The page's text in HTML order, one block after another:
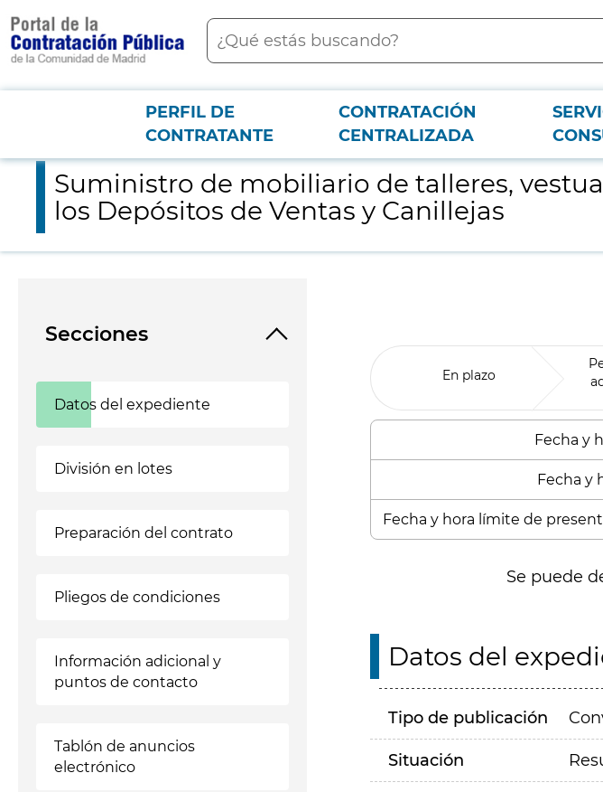
contenido
principal
Buscar
Menú PCON
PERFIL DE
CONTRATANTE
CONTRATACIÓN
CENTRALIZADA
Suministro de mobiliario de talleres, vestuarios y comedores personal de oficio en los Depósitos de
Suministro de mobiliario de talleres,
los Depósitos de Ventas y Canillejas
Secciones
Datos del expediente
División en lotes
Preparación del contrato
Pliegos de condiciones
Información adicional y
puntos de contacto
Tablón de anuncios
electrónico
En plazo
Fecha y
Fecha y
Fecha y hora límite de
Se puede
Datos del
Tipo de publicación
Situación